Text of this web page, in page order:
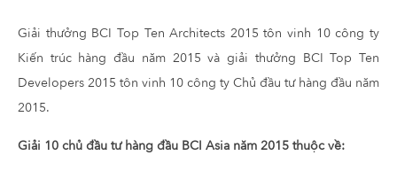
Giải thưởng BCI Top Ten Architects 2015 tôn vinh 10 công ty
Kiến trúc hàng đầu năm 2015 và giải thưởng BCI Top Ten
Developers 2015 tôn vinh 10 công ty Chủ đầu tư hàng đầu năm
2015.
Giải 10 chủ đầu tư hàng đầu BCI Asia năm 2015 thuộc về: